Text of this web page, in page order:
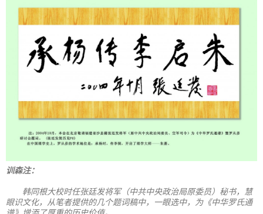
训森注：
韩同根大校时任张廷发将军（中共中央政治局原委员）秘书，慧
眼识文化，从笔者提供的几个题词稿中，一眼选中，为《中华罗氏通